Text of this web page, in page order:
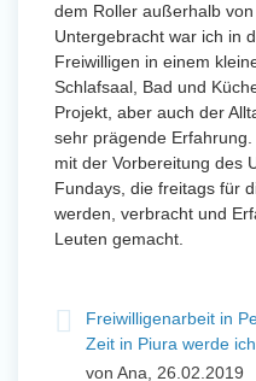
dem Roller außerhalb von
Untergebracht war ich in
Freiwilligen in einem
Schlafsaal, Bad und
Projekt, aber auch der
sehr prägende
mit der Vorbereitung des
Fundays, die freitags für
werden, verbracht und
Leuten gemacht.
Freiwilligenarbeit in
Zeit in Piura werde
von Ana, 26.02.2019